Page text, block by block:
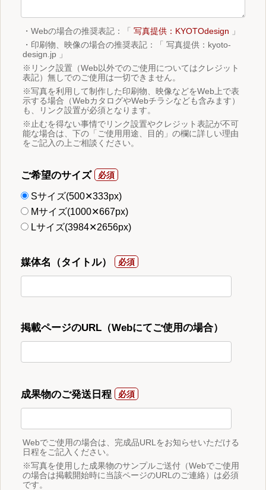
・Webの場合の推奨表記：「 写真提供：KYOTOdesign 」
・印刷物、映像の場合の推奨表記：「 写真提供：kyoto-
design.jp 」
※リンク設置（Web以外でのご使用についてはクレジット
表記）無しでのご使用は一切できません。
※写真を利用して制作した印刷物、映像などをWeb上で表
示する場合（WebカタログやWebチラシなども含みます）
も、リンク設置が必須となります。
※止むを得ない事情でリンク設置やクレジット表記が不可
能な場合は、下の「ご使用用途、目的」の欄に詳しい理由
をご記入の上ご相談ください。
ご希望のサイズ
Sサイズ(500✕333px)
Mサイズ(1000✕667px)
Lサイズ(3984✕2656px)
媒体名（タイトル）
掲載ページのURL（Webにてご使用の場合）
成果物のご発送日程
Webでご使用の場合は、完成品URLをお知らせいただける
日程をご記入ください。
※写真を使用した成果物のサンプルご送付（Webでご使用
の場合は掲載開始時に当該ページのURLのご連絡）は必須
です。